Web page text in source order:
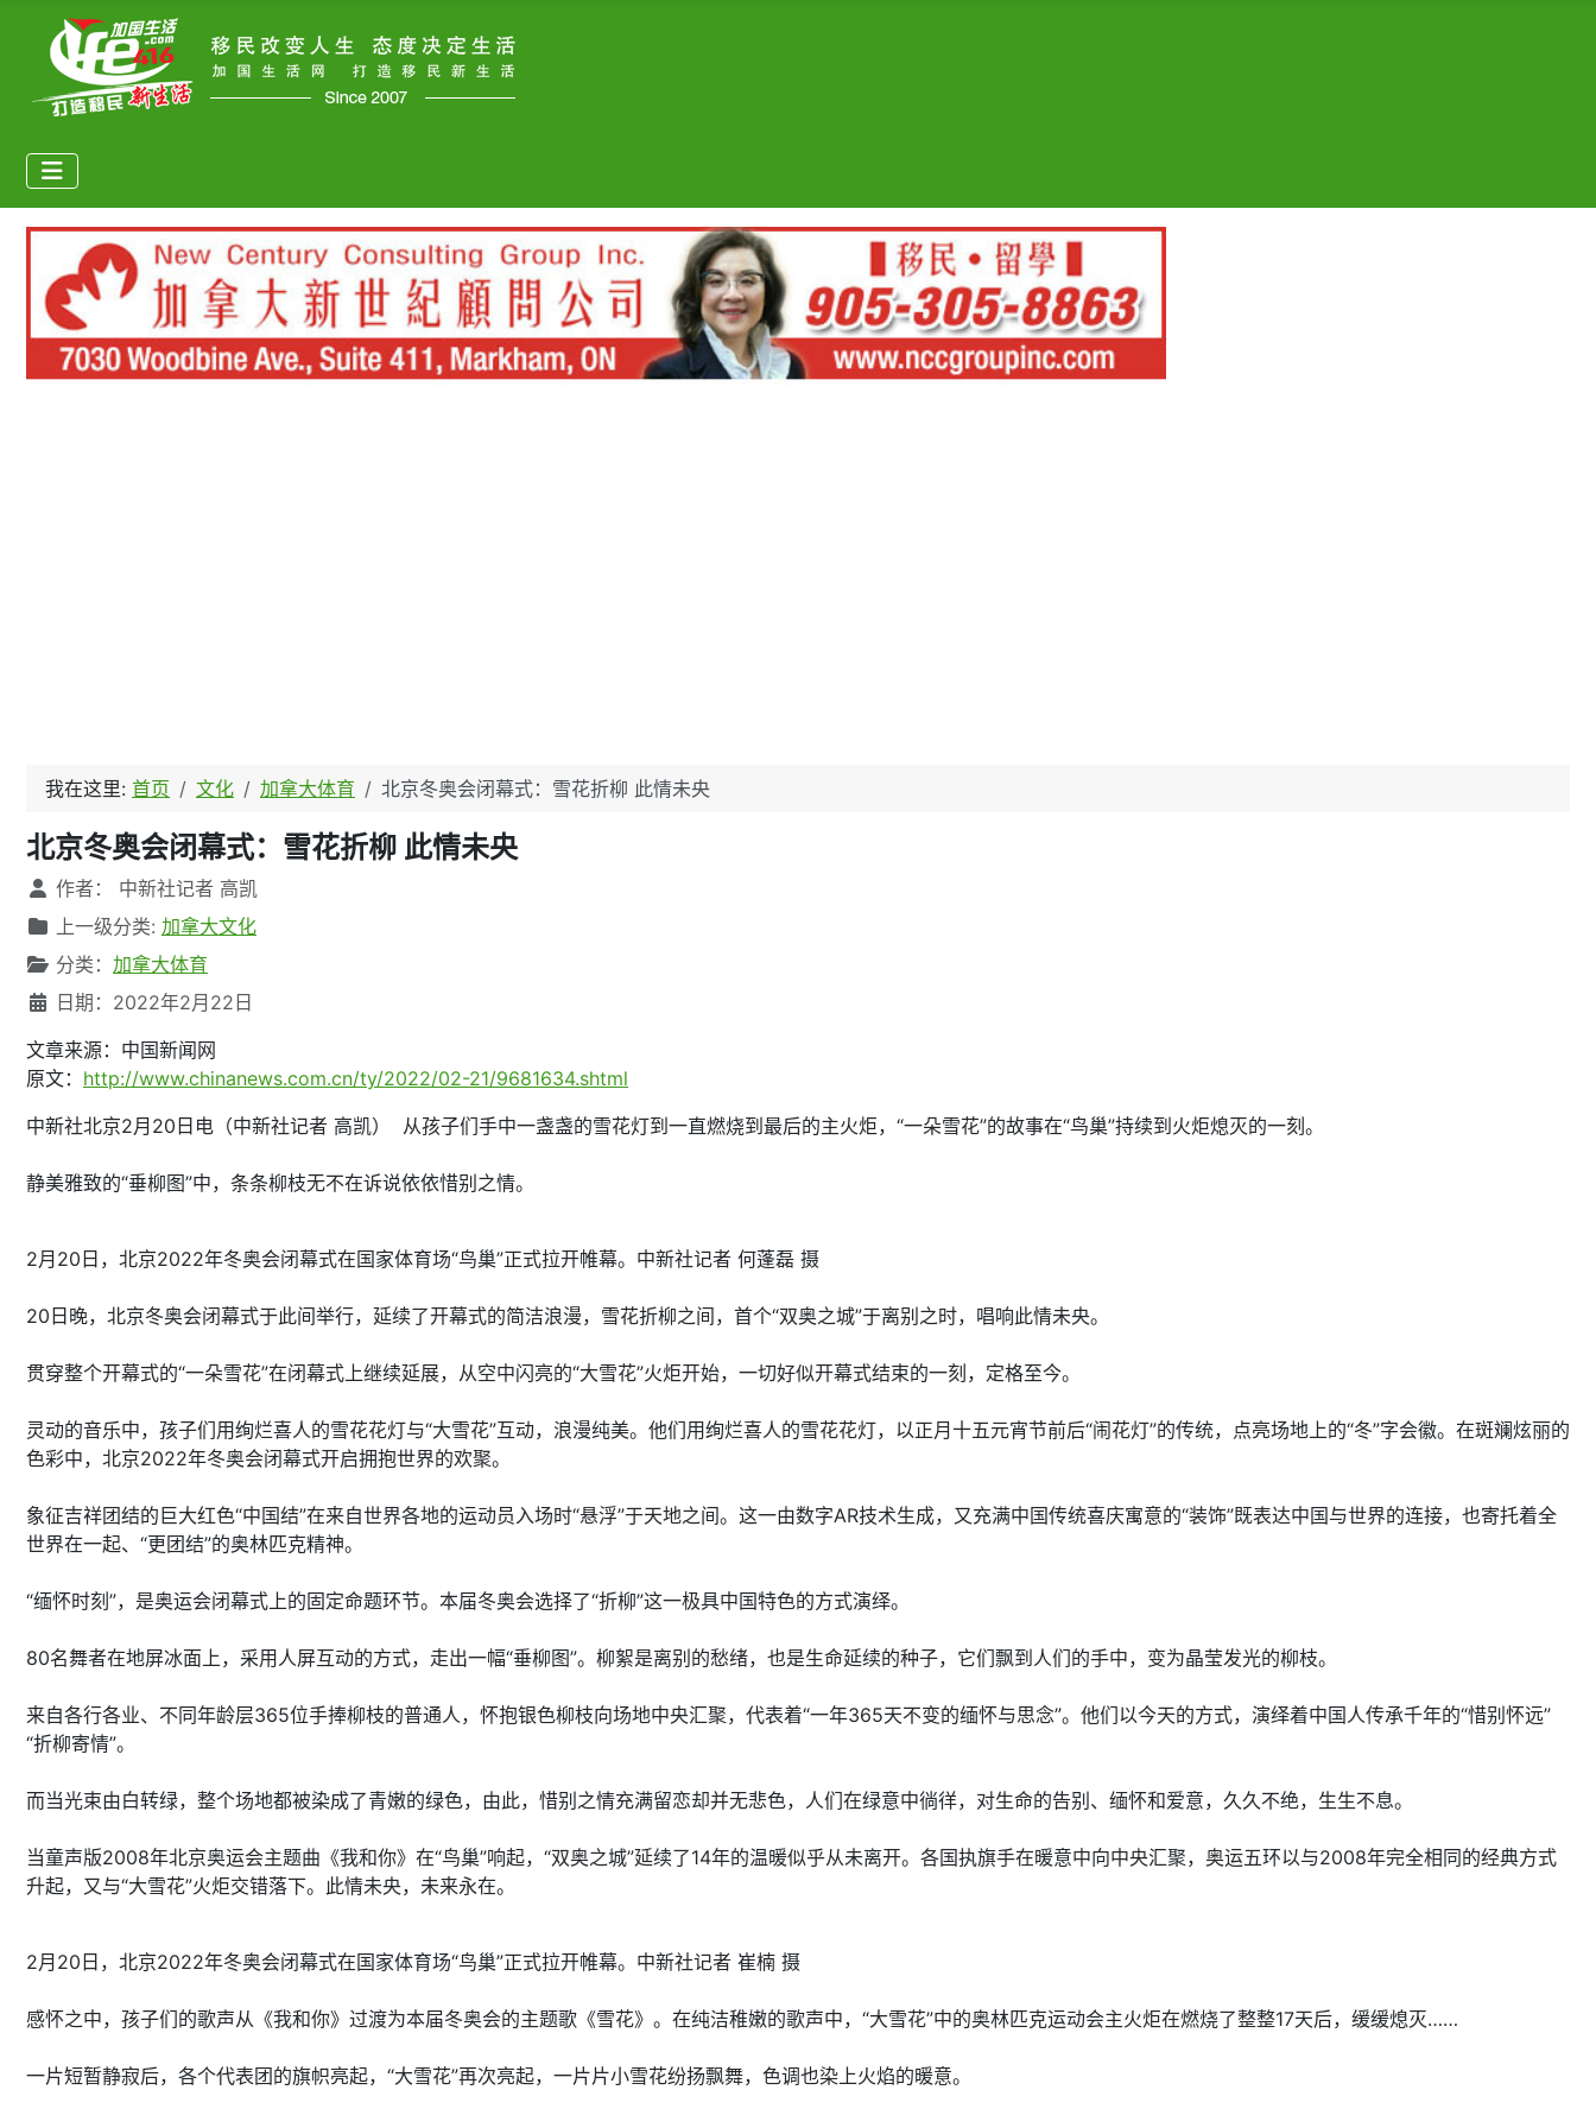
我在这里: 首页 文化 加拿大体育 北京冬奥会闭幕式：雪花折柳 此情未央
北京冬奥会闭幕式：雪花折柳 此情未央
文章信息
作者： 中新社记者 高凯
上一级分类: 加拿大文化
分类： 加拿大体育
日期：2022年2月22日
文章来源：中国新闻网
原文： http://www.chinanews.com.cn/ty/2022/02-21/9681634.shtml
中新社北京2月20日电（中新社记者 高凯） 从孩子们手中一盏盏的雪花灯到一直燃烧到最后的主火炬，“一朵雪花”的故事在“鸟巢”持续到火炬熄灭的一刻。
静美雅致的“垂柳图”中，条条柳枝无不在诉说依依惜别之情。
2月20日，北京2022年冬奥会闭幕式在国家体育场“鸟巢”正式拉开帷幕。中新社记者 何蓬磊 摄
20日晚，北京冬奥会闭幕式于此间举行，延续了开幕式的简洁浪漫，雪花折柳之间，首个“双奥之城”于离别之时，唱响此情未央。
贯穿整个开幕式的“一朵雪花”在闭幕式上继续延展，从空中闪亮的“大雪花”火炬开始，一切好似开幕式结束的一刻，定格至今。
灵动的音乐中，孩子们用绚烂喜人的雪花花灯与“大雪花”互动，浪漫纯美。他们用绚烂喜人的雪花花灯，以正月十五元宵节前后“闹花灯”的传统，点亮场地上的“冬”字会徽。在斑斓炫丽的
色彩中，北京2022年冬奥会闭幕式开启拥抱世界的欢聚。
象征吉祥团结的巨大红色“中国结”在来自世界各地的运动员入场时“悬浮”于天地之间。这一由数字AR技术生成，又充满中国传统喜庆寓意的“装饰”既表达中国与世界的连接，也寄托着全
世界在一起、“更团结”的奥林匹克精神。
“缅怀时刻”，是奥运会闭幕式上的固定命题环节。本届冬奥会选择了“折柳”这一极具中国特色的方式演绎。
80名舞者在地屏冰面上，采用人屏互动的方式，走出一幅“垂柳图”。柳絮是离别的愁绪，也是生命延续的种子，它们飘到人们的手中，变为晶莹发光的柳枝。
来自各行各业、不同年龄层365位手捧柳枝的普通人，怀抱银色柳枝向场地中央汇聚，代表着“一年365天不变的缅怀与思念”。他们以今天的方式，演绎着中国人传承千年的“惜别怀远”
“折柳寄情”。
而当光束由白转绿，整个场地都被染成了青嫩的绿色，由此，惜别之情充满留恋却并无悲色，人们在绿意中徜徉，对生命的告别、缅怀和爱意，久久不绝，生生不息。
当童声版2008年北京奥运会主题曲《我和你》在“鸟巢”响起，“双奥之城”延续了14年的温暖似乎从未离开。各国执旗手在暖意中向中央汇聚，奥运五环以与2008年完全相同的经典方式
升起，又与“大雪花”火炬交错落下。此情未央，未来永在。
2月20日，北京2022年冬奥会闭幕式在国家体育场“鸟巢”正式拉开帷幕。中新社记者 崔楠 摄
感怀之中，孩子们的歌声从《我和你》过渡为本届冬奥会的主题歌《雪花》。在纯洁稚嫩的歌声中，“大雪花”中的奥林匹克运动会主火炬在燃烧了整整17天后，缓缓熄灭……
一片短暂静寂后，各个代表团的旗帜亮起，“大雪花”再次亮起，一片片小雪花纷扬飘舞，色调也染上火焰的暖意。